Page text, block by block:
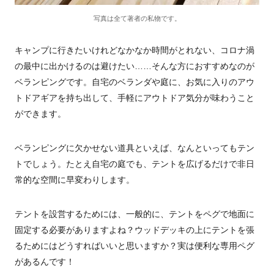
写真は全て著者の私物です。
キャンプに行きたいけれどなかなか時間がとれない、コロナ渦
の最中に出かけるのは避けたい……そんな方におすすめなのが
ベランピングです。自宅のベランダや庭に、お気に入りのアウ
トドアギアを持ち出して、手軽にアウトドア気分が味わうこと
ができます。
ベランピングに欠かせない道具といえば、なんといってもテン
トでしょう。たとえ自宅の庭でも、テントを広げるだけで非日
常的な空間に早変わりします。
テントを設営するためには、一般的に、テントをペグで地面に
固定する必要がありますよね？ウッドデッキの上にテントを張
るためにはどうすればいいと思いますか？実は便利な専用ペグ
があるんです！